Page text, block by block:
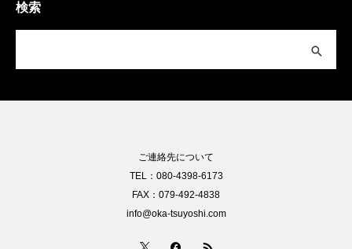
検索
ご連絡先について
TEL：080-4398-6173
FAX：079-492-4838
info@oka-tsuyoshi.com